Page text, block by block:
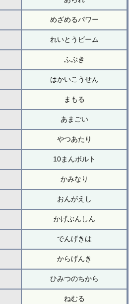
めざめるパワー
れいとうビーム
ふぶき
はかいこうせん
まもる
あまごい
やつあたり
10まんボルト
かみなり
おんがえし
かげぶんしん
でんげきは
からげんき
ひみつのちから
ねむる